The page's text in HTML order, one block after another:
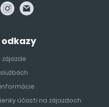
zájazde
účasti na zájazdoch